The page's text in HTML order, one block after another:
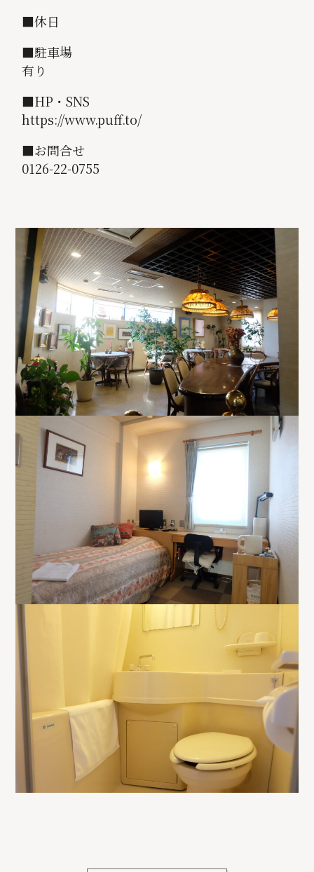
■休日
■駐車場
有り
■HP・SNS
https://www.puff.to/
■お問合せ
0126-22-0755